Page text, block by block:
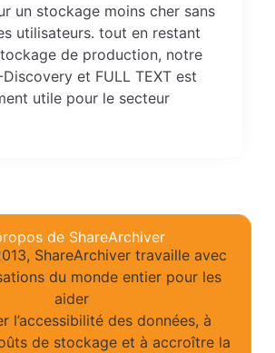
un stockage moins cher sans
utilisateurs. tout en restant
de production, notre
et FULL TEXT est
utile pour le secteur
de ShareArchiver
ShareArchiver travaille avec
du monde entier pour les
aider
l’accessibilité des données, à
de stockage et à accroître la